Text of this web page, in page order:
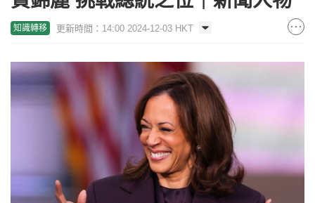
知識轉移 更新時間：14:00 2024-12-03 HKT